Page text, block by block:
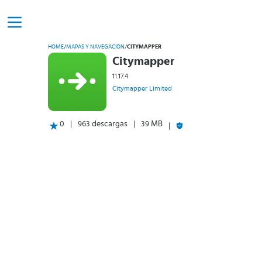
HOME/MAPAS Y NAVEGACIÓN/CITYMAPPER
Citymapper
11.17.4
Citymapper Limited
0 963 descargas 39 MB